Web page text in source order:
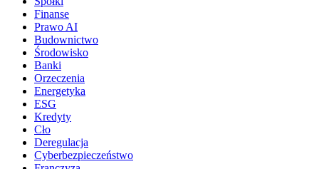
Finanse
Prawo AI
Budownictwo
Środowisko
Banki
Orzeczenia
Energetyka
ESG
Kredyty
Cło
Deregulacja
Cyberbezpieczeństwo